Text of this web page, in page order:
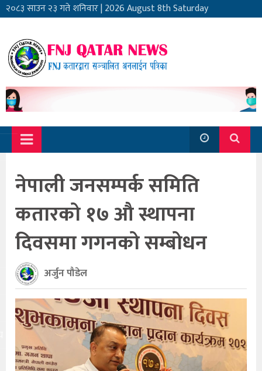
२०८३ साउन २३ गते शनिवार|2026 August 8th Saturday
नेपाली जनसम्पर्क समिति
कतारको १७ औ स्थापना
दिवसमा गगनको सम्बोधन
अर्जुन पौडेल